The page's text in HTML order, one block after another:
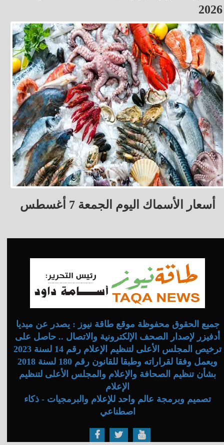
2026
أسعار الأسماك اليوم الجمعة 7 أغسطس
جميع الحقوق محفوظة موقع طاقة نيوز : يصدر عن ميديا
أدفيزر لإصدار الصحف الإلكترونية والاتصال .. حاصل على
ترخيص المجلس الأعلى لتنظيم الإعلام رقم 14 لسنة 2023
ويعمل وفقا لقراراته وطبقا للقانون رقم 180 لسنة 2018
بشأن تنظيم الصحافة والإعلام والمجلس الأعلى لتنظيم
الإعلام
تصميم وبرمجة عالم واحد للإعلام والبرمجيات - ذكاء
اصطناعي